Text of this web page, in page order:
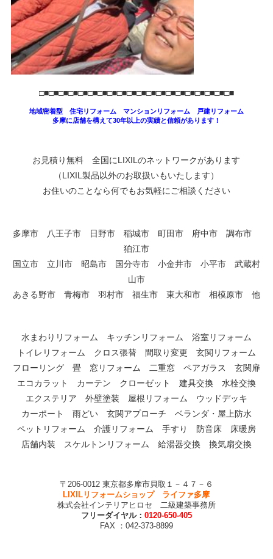
□■□■□■□■□■□■□■□■□■□■□■□■□■□■□■□■□■□■□■□■
地域密着型 住宅リフォーム マンションリフォーム 戸建リフォーム
多摩に店舗を構えて30年以上の実績と信頼があります！
お見積り無料 全国にLIXILのネットワークがあります
（LIXIL製品以外のお取扱いもいたします）
お住いのことなら何でもお気軽にご相談ください
多摩市 八王子市 日野市 稲城市 町田市 府中市 調布市
狛江市
国立市 立川市 昭島市 国分寺市 小金井市 小平市 武蔵村
山市
あきる野市 青梅市 羽村市 福生市 東大和市 相模原市 他
水まわりリフォーム キッチンリフォーム 浴室リフォーム
トイレリフォーム クロス張替 間取り変更 玄関リフォーム
フローリング 畳 窓リフォーム 二重窓 ペアガラス 玄関扉
エコカラット カーテン クローゼット 建具交換 水栓交換
エクステリア 外壁塗装 屋根リフォーム ウッドデッキ
カーポート 雨どい 玄関アプローチ ベランダ・屋上防水
ペットリフォーム 介護リフォーム 手すり 防音床 床暖房
店舗内装 スケルトンリフォーム 給湯器交換 換気扇交換
〒206-0012 東京都多摩市貝取１－４７－６
LIXILリフォームショップ ライファ多摩
株式会社インテリアヒロセ 二級建築事務所
フリーダイヤル： 0120-650-405
FAX ：042-373-8899